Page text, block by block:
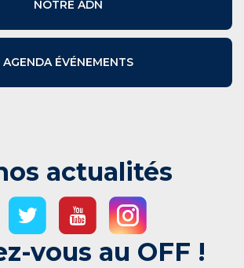
NOTRE ADN
AGENDA ÉVÉNEMENTS
actualités
vous au OFF !